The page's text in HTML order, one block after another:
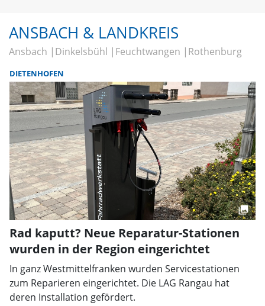
ANSBACH & LANDKREIS
Ansbach Dinkelsbühl Feuchtwangen Rothenburg
DIETENHOFEN
Rad kaputt? Neue Reparatur-Stationen
wurden in der Region eingerichtet
In ganz Westmittelfranken wurden Servicestationen
zum Reparieren eingerichtet. Die LAG Rangau hat
deren Installation gefördert.